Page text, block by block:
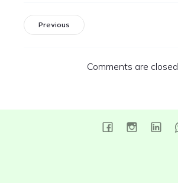
Previous
Comments are closed